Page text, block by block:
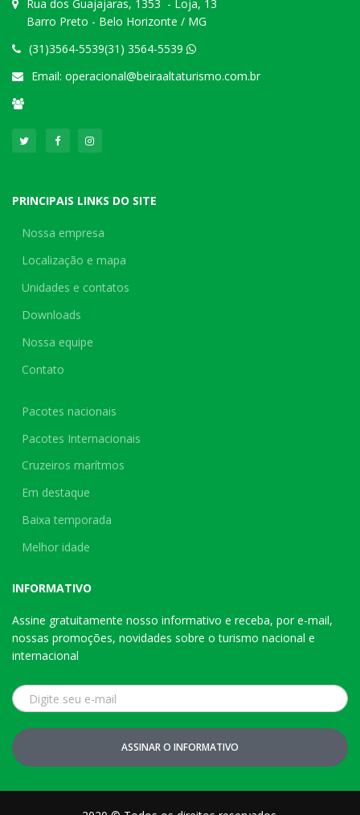
Rua dos Guajajaras, 1353 - Loja, 13
Barro Preto - Belo Horizonte / MG
(31)3564-5539(31) 3564-5539
Email: operacional@beiraaltaturismo.com.br
PRINCIPAIS LINKS DO SITE
Nossa empresa
Localização e mapa
Unidades e contatos
Downloads
Nossa equipe
Contato
Pacotes nacionais
Pacotes Internacionais
Cruzeiros marítmos
Em destaque
Baixa temporada
Melhor idade
INFORMATIVO
Assine gratuitamente nosso informativo e receba, por e-mail,
nossas promoções, novidades sobre o turismo nacional e
internacional
ASSINAR O INFORMATIVO